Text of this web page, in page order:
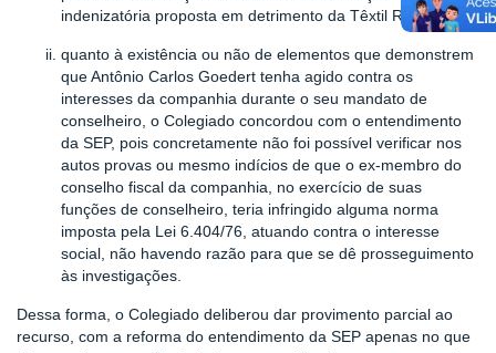
indenizatória proposta em detrimento da Têxtil Renaux.
quanto à existência ou não de elementos que demonstrem
que Antônio Carlos Goedert tenha agido contra os
interesses da companhia durante o seu mandato de
conselheiro, o Colegiado concordou com o entendimento
da SEP, pois concretamente não foi possível verificar nos
autos provas ou mesmo indícios de que o ex-membro do
conselho fiscal da companhia, no exercício de suas
funções de conselheiro, teria infringido alguma norma
imposta pela Lei 6.404/76, atuando contra o interesse
social, não havendo razão para que se dê prosseguimento
às investigações.
Dessa forma, o Colegiado deliberou dar provimento parcial ao
recurso, com a reforma do entendimento da SEP apenas no que